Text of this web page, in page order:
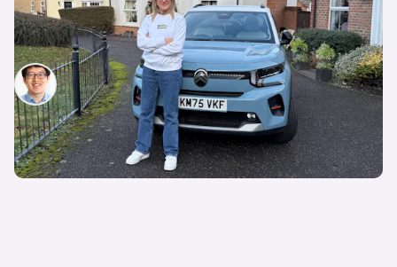
meistern? 3 Stärken und 3 Schwächen nach
sechs Monaten im Citroen e-c3
Patrik Chen
16. April 2026